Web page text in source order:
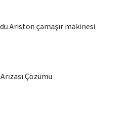
Ariston çamaşır makinesi
Çözümü